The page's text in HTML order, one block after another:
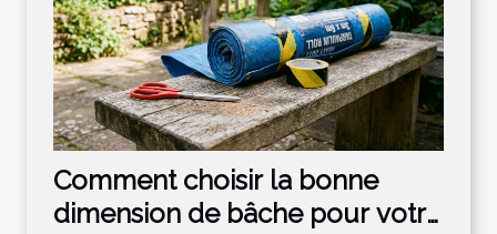
Comment choisir la bonne
dimension de bâche pour votre